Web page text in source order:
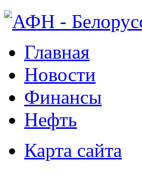
Главная
Новости
Финансы
Нефть
Карта сайта